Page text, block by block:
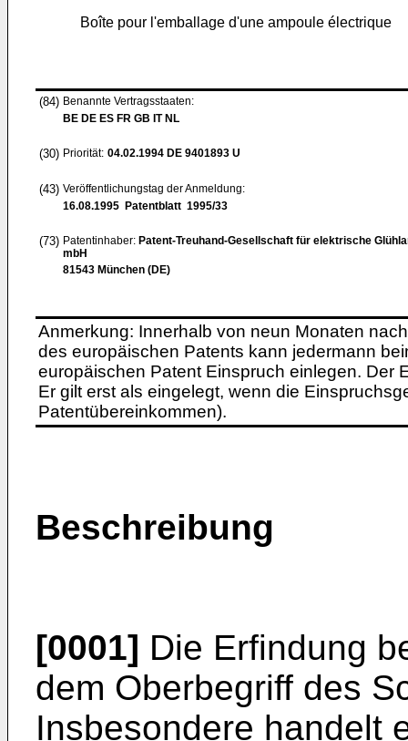
Boîte pour l'emballage d'une ampoule électrique
(84) Benannte Vertragsstaaten:
BE DE ES FR GB IT NL
(30) Priorität: 04.02.1994 DE 9401893 U
(43) Veröffentlichungstag der Anmeldung:
16.08.1995 Patentblatt 1995/33
(73) Patentinhaber: Patent-Treuhand-Gesellschaft für elektrische
mbH
81543 München (DE)
Anmerkung: Innerhalb von neun Monaten
des europäischen Patents kann jedermann
europäischen Patent Einspruch einlegen. Der
Er gilt erst als eingelegt, wenn die
Patentübereinkommen).
Beschreibung
[0001] Die Erfindung
dem Oberbegriff des
Insbesondere handelt